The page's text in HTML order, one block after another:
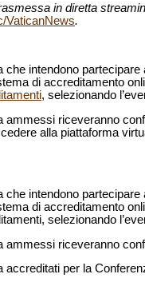
in diretta
VaticanNews.
che intendono
di accreditamento
, selezionando
ammessi riceveranno
alla piattaforma
che intendono
di accreditamento
selezionando
ammessi riceveranno
accreditati per la